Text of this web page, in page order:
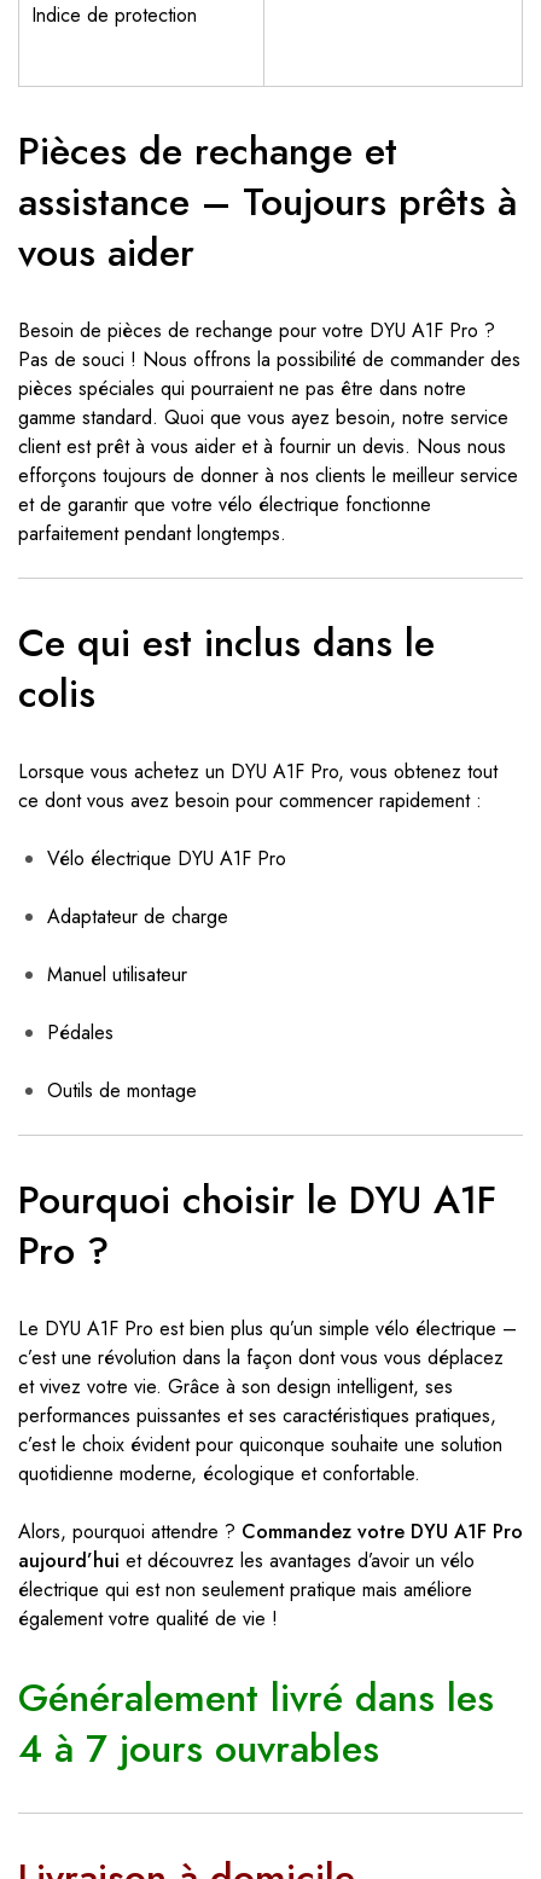
Indice de protection
Pièces de rechange et
assistance – Toujours prêts à
vous aider
Besoin de pièces de rechange pour votre DYU A1F Pro ?
Pas de souci ! Nous offrons la possibilité de commander des
pièces spéciales qui pourraient ne pas être dans notre
gamme standard. Quoi que vous ayez besoin, notre service
client est prêt à vous aider et à fournir un devis. Nous nous
efforçons toujours de donner à nos clients le meilleur service
et de garantir que votre vélo électrique fonctionne
parfaitement pendant longtemps.
Ce qui est inclus dans le
colis
Lorsque vous achetez un DYU A1F Pro, vous obtenez tout
ce dont vous avez besoin pour commencer rapidement :
Vélo électrique DYU A1F Pro
Adaptateur de charge
Manuel utilisateur
Pédales
Outils de montage
Pourquoi choisir le DYU A1F
Pro ?
Le DYU A1F Pro est bien plus qu’un simple vélo électrique –
c’est une révolution dans la façon dont vous vous déplacez
et vivez votre vie. Grâce à son design intelligent, ses
performances puissantes et ses caractéristiques pratiques,
c’est le choix évident pour quiconque souhaite une solution
quotidienne moderne, écologique et confortable.
Alors, pourquoi attendre ? Commandez votre DYU A1F Pro
aujourd’hui et découvrez les avantages d’avoir un vélo
électrique qui est non seulement pratique mais améliore
également votre qualité de vie !
Généralement livré dans les
4 à 7 jours ouvrables